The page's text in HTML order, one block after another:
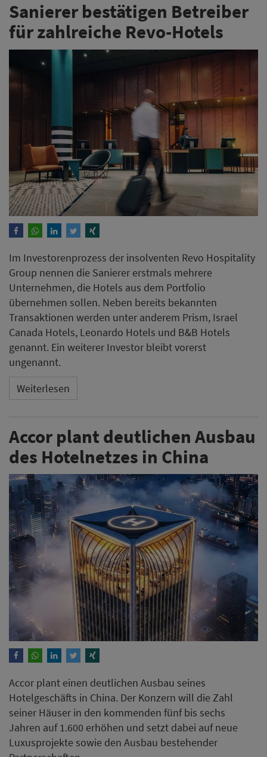
Sanierer bestätigen Betreiber
für zahlreiche Revo-Hotels
Im Investorenprozess der insolventen Revo Hospitality
Group nennen die Sanierer erstmals mehrere
Unternehmen, die Hotels aus dem Portfolio
übernehmen sollen. Neben bereits bekannten
Transaktionen werden unter anderem Prism, Israel
Canada Hotels, Leonardo Hotels und B&B Hotels
genannt. Ein weiterer Investor bleibt vorerst
ungenannt.
Weiterlesen
Accor plant deutlichen Ausbau
des Hotelnetzes in China
Accor plant einen deutlichen Ausbau seines
Hotelgeschäfts in China. Der Konzern will die Zahl
seiner Häuser in den kommenden fünf bis sechs
Jahren auf 1.600 erhöhen und setzt dabei auf neue
Luxusprojekte sowie den Ausbau bestehender